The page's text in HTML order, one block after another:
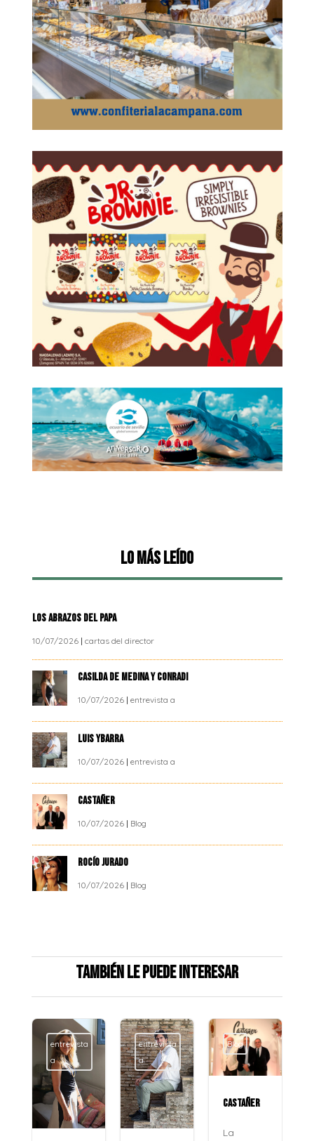
Lo más leído
LOS ABRAZOS DEL PAPA
10/07/2026| cartas del director
CASILDA DE MEDINA Y CONRADI
10/07/2026| entrevista a
LUIS YBARRA
10/07/2026| entrevista a
CASTAÑER
10/07/2026| Blog
ROCÍO JURADO
10/07/2026| Blog
También le puede interesar
entrevista
a
entrevista
a
Blog
CASTAÑER
La